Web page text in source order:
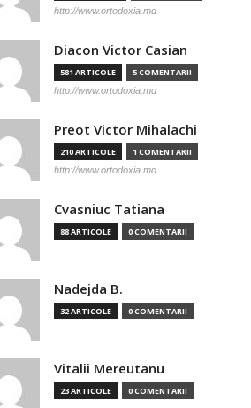
http://www.ortodoxia.md
Diacon Victor Casian
581 ARTICOLE 5 COMENTARII
http://www.ortodoxia.md
Preot Victor Mihalachi
210 ARTICOLE 1 COMENTARII
http://www.ortodoxia.md
Cvasniuc Tatiana
88 ARTICOLE 0 COMENTARII
Nadejda B.
32 ARTICOLE 0 COMENTARII
Vitalii Mereutanu
23 ARTICOLE 0 COMENTARII